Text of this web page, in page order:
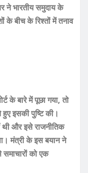
ने भारतीय समुदाय के
के बीच के रिश्तों में तनाव
के बारे में पूछा गया, तो
इसकी पुष्टि की।
थी और इसे राजनीतिक
मंत्री के इस बयान ने
को एक